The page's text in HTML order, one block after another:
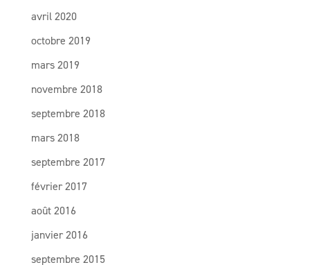
avril 2020
octobre 2019
mars 2019
novembre 2018
septembre 2018
mars 2018
septembre 2017
février 2017
août 2016
janvier 2016
septembre 2015